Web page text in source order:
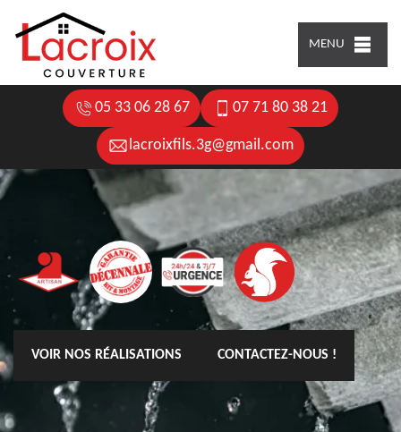
MENU
05 33 06 28 67 07 71 80 38 21
lacroixfils.3g@gmail.com
VOIR NOS RÉALISATIONS CONTACTEZ-NOUS !